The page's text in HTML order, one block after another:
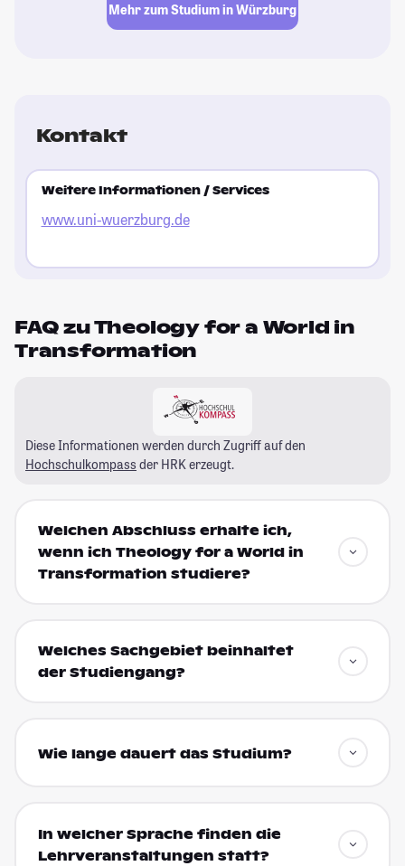
Mehr zum Studium in Würzburg
Kontakt
Weitere Informationen / Services
www.uni-wuerzburg.de
FAQ zu Theology for a World in
Transformation
Diese Informationen werden durch Zugriff auf den
Hochschulkompass der HRK erzeugt.
Welchen Abschluss erhalte ich,
wenn ich Theology for a World in
Transformation studiere?
Welches Sachgebiet beinhaltet
der Studiengang?
Wie lange dauert das Studium?
In welcher Sprache finden die
Lehrveranstaltungen statt?